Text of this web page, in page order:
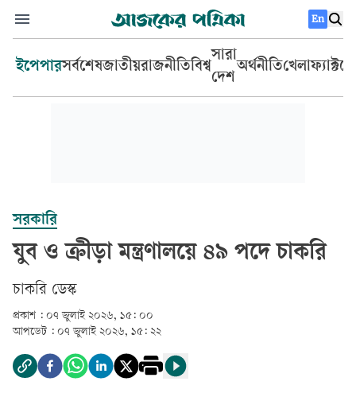
En
ইপেপারসর্বশেষজাতীয়রাজনীতিবিশ্ব
সারা
দেশ
অর্থনীতিখেলা
সরকারি
যুব ও ক্রীড়া মন্ত্রণালয়ে ৪৯ পদে চাকরি
চাকরি ডেস্ক
প্রকাশ : ০৭ জুলাই ২০২৬, ১৫: ০০
আপডেট : ০৭ জুলাই ২০২৬, ১৫: ২২